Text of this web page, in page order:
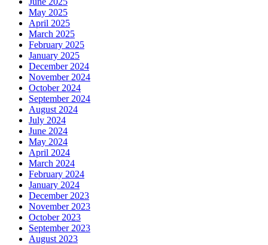
May 2025
April 2025
March 2025
February 2025
January 2025
December 2024
November 2024
October 2024
September 2024
August 2024
July 2024
June 2024
May 2024
April 2024
March 2024
February 2024
January 2024
December 2023
November 2023
October 2023
September 2023
August 2023